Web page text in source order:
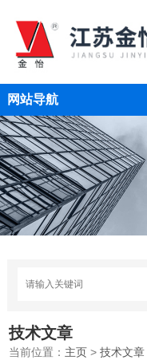
网站导航
技术文章
当前位置： 主页 >技术文章